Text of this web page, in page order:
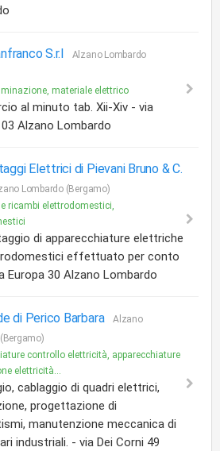
S.r.l
Alzano Lombardo
materiale elettrico
al minuto tab. Xii-Xiv - via
Alzano Lombardo
Elettrici di Pievani Bruno & C.
Lombardo (Bergamo)
ricambi elettrodomestici,
di apparecchiature elettriche
effettuato per conto
Europa 30 Alzano Lombardo
di Perico Barbara
Alzano
controllo elettricità, apparecchiature
elettricità...
cablaggio di quadri elettrici,
progettazione di
manutenzione meccanica di
industriali. - via Dei Corni 49